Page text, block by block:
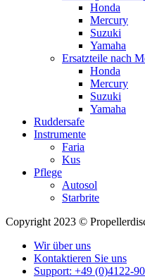
Honda
Mercury
Suzuki
Yamaha
Ersatzteile nach
Honda
Mercury
Suzuki
Yamaha
Ruddersafe
Instrumente
Faria
Kus
Pflege
Autosol
Starbrite
Copyright 2023 ©
Wir über uns
Kontaktieren Sie uns
Support: +49 (0)4122-